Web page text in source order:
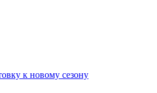
к новому сезону